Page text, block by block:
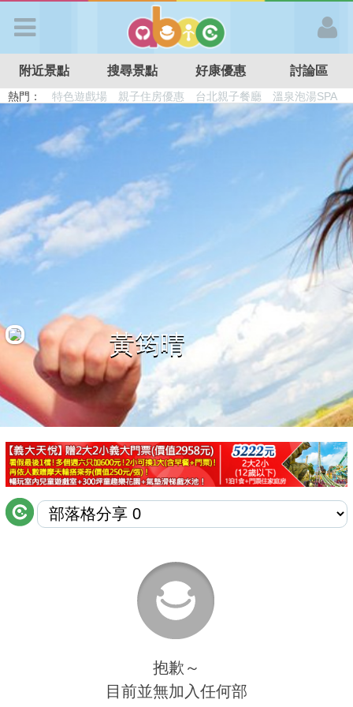
APP登入
首 頁
搜尋景點
好康優惠
最新留言
商家合作
推薦景點
討論區
聯絡我們
附近景點 搜尋景點 好康優惠 討論區
熱門： 溜滑梯民宿 觀光工廠 DIY摘果
日本親子景點
特色遊戲場
親子住房優惠 台北親子餐廳 溫泉泡湯SPA
黃筠晴
抱歉～
目前並無加入任何部